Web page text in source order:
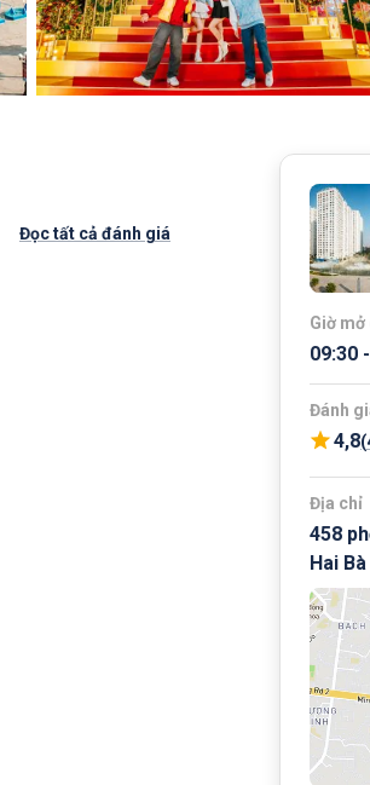
Đọc tất cả đánh giá
Giờ mở
09:30 -
Đánh
4,8(
Địa chỉ
458
Hai